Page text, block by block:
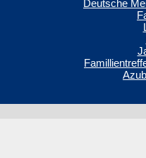
Deutsche